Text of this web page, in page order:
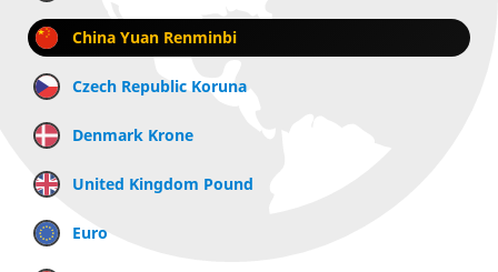
China Yuan Renminbi
Czech Republic Koruna
Denmark Krone
United Kingdom Pound
Euro